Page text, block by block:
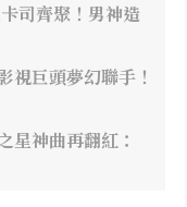
司齊聚！男神造
視巨頭夢幻聯手！
星神曲再翻紅：